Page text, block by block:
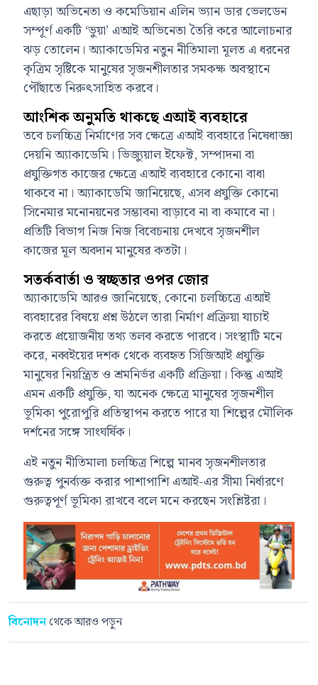
এছাড়া অভিনেতা ও কমেডিয়ানএলিন ভ্যান ডার ভেলডেন
সম্পূর্ণ একটি ‘ভুয়া’ এআই অভিনেতা তৈরি করে আলোচনার
ঝড় তোলেন। অ্যাকাডেমির নতুন নীতিমালা মূলত এ ধরনের
কৃত্রিম সৃষ্টিকে মানুষের সৃজনশীলতার সমকক্ষ অবস্থানে
পৌঁছাতে নিরুৎসাহিত করবে।
আংশিক অনুমতি থাকছে এআই ব্যবহারে
তবে চলচ্চিত্র নির্মাণের সব ক্ষেত্রে এআই ব্যবহারে নিষেধাজ্ঞা
দেয়নি অ্যাকাডেমি। ভিজ্যুয়াল ইফেক্ট, সম্পাদনা বা
প্রযুক্তিগত কাজের ক্ষেত্রে এআই ব্যবহারে কোনো বাধা
থাকবে না। অ্যাকাডেমি জানিয়েছে, এসব প্রযুক্তি কোনো
সিনেমার মনোনয়নের সম্ভাবনা বাড়াবে না বা কমাবে না।
প্রতিটি বিভাগ নিজ নিজ বিবেচনায় দেখবে সৃজনশীল
কাজের মূল অবদান মানুষের কতটা।
সতর্কবার্তা ও স্বচ্ছতার ওপর জোর
অ্যাকাডেমি আরও জানিয়েছে, কোনো চলচ্চিত্রে এআই
ব্যবহারের বিষয়ে প্রশ্ন উঠলে তারা নির্মাণ প্রক্রিয়া যাচাই
করতে প্রয়োজনীয় তথ্য তলব করতে পারবে। সংস্থাটি মনে
করে, নব্বইয়ের দশক থেকে ব্যবহৃত সিজিআই প্রযুক্তি
মানুষের নিয়ন্ত্রিত ও শ্রমনির্ভর একটি প্রক্রিয়া। কিন্তু এআই
এমন একটি প্রযুক্তি, যা অনেক ক্ষেত্রে মানুষের সৃজনশীল
ভূমিকা পুরোপুরি প্রতিস্থাপন করতে পারে যা শিল্পের মৌলিক
দর্শনের সঙ্গে সাংঘর্ষিক।
এই নতুন নীতিমালা চলচ্চিত্র শিল্পে মানব সৃজনশীলতার
গুরুত্ব পুনর্ব্যক্ত করার পাশাপাশি এআই-এর সীমা নির্ধারণে
গুরুত্বপূর্ণ ভূমিকা রাখবে বলে মনে করছেন সংশ্লিষ্টরা।
বিনোদনথেকে আরও পড়ুন